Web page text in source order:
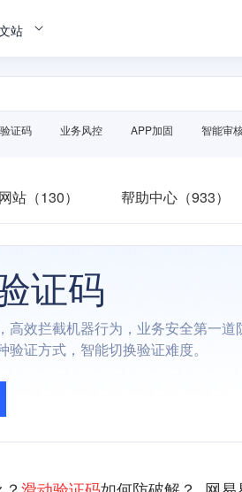
站
验证码 业务风控 APP加固 智能审
网站（130） 帮助中心（933）
证码
高效拦截机器行为，业务安全第一道
验证方式，智能切换验证难度。